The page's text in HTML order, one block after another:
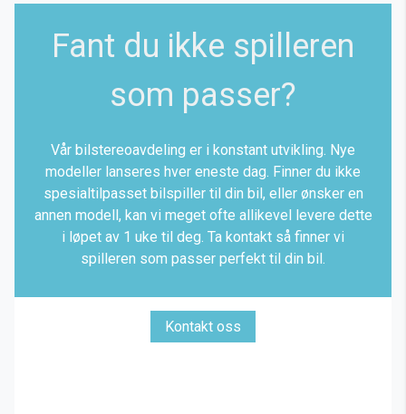
Fant du ikke spilleren
som passer?
Vår bilstereoavdeling er i konstant utvikling. Nye
modeller lanseres hver eneste dag. Finner du ikke
spesialtilpasset bilspiller til din bil, eller ønsker en
annen modell, kan vi meget ofte allikevel levere dette
i løpet av 1 uke til deg. Ta kontakt så finner vi
spilleren som passer perfekt til din bil.
Kontakt oss